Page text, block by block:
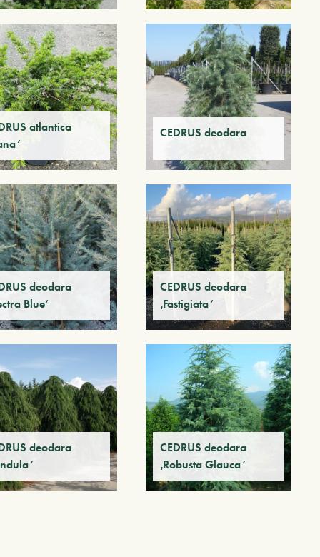
atlantica
CEDRUS deodara
deodara
Blue‘
CEDRUS deodara
‚Fastigiata‘
deodara
CEDRUS deodara
‚Robusta Glauca‘